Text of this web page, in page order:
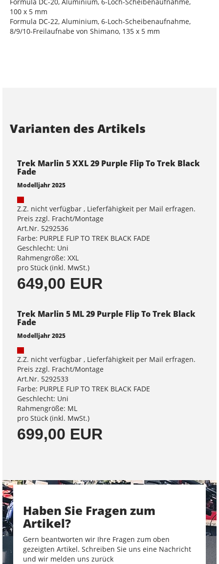
100 x 5 mm
Formula DC-22, Aluminium, 6-Loch-Scheibenaufnahme,
8/9/10-Freilaufnabe von Shimano, 135 x 5 mm
Varianten des Artikels
Trek Marlin 5 XXL 29 Purple Flip To Trek Black
Fade
Modelljahr 2025
Z.Z. nicht verfügbar , Lieferfähigkeit per Mail erfragen.
Preis zzgl. Fracht/Montage
Art.Nr. 5292536
Farbe: PURPLE FLIP TO TREK BLACK FADE
Geschlecht: Uni
Rahmengröße: XXL
pro Stück (inkl. MwSt.)
649,00 EUR
Trek Marlin 5 ML 29 Purple Flip To Trek Black
Fade
Modelljahr 2025
Z.Z. nicht verfügbar , Lieferfähigkeit per Mail erfragen.
Preis zzgl. Fracht/Montage
Art.Nr. 5292533
Farbe: PURPLE FLIP TO TREK BLACK FADE
Geschlecht: Uni
Rahmengröße: ML
pro Stück (inkl. MwSt.)
699,00 EUR
Haben Sie Fragen zum
Artikel?
Gern beantworten wir Ihre Fragen zum oben
gezeigten Artikel. Schreiben Sie uns eine Nachricht
und wir melden uns zurück